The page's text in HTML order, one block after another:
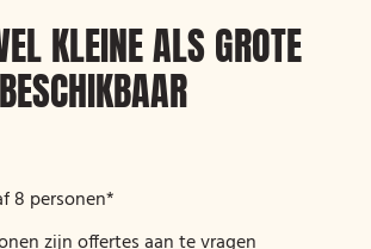
KLEINE ALS GROTE
8 personen*